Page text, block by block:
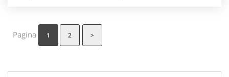
Pagina 1 2 >